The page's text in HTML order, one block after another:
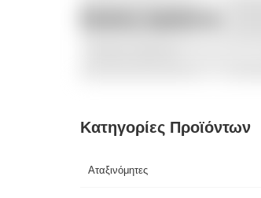
Κατηγορίες Προϊόντων
Αταξινόμητες